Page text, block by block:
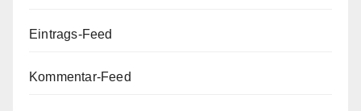
Eintrags-Feed
Kommentar-Feed